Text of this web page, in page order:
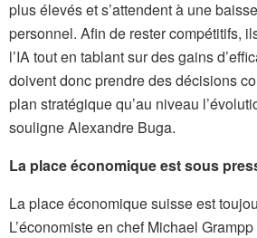
plus élevés et s’attendent à une
personnel. Afin de rester compétitifs,
l’IA tout en tablant sur des gains
doivent donc prendre des décisions
plan stratégique qu’au niveau
souligne Alexandre Buga.
La place économique est sous
La place économique suisse est
L’économiste en chef Michael